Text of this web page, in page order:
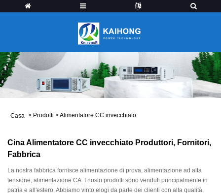
Casa > Prodotti >Alimentatore CC invecchiato
Cina Alimentatore CC invecchiato Produttori, Fornitori,
Fabbrica
La nostra fabbrica fornisce alimentazione di prova, alimentazione ad alta
tensione, alimentazione CA. I nostri prodotti sono venduti principalmente in
patria e all'estero. Abbiamo vinto elogi da parte dei clienti con alta qualità,